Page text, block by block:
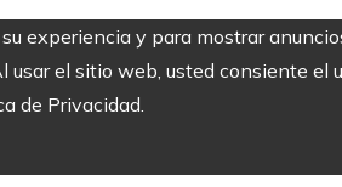
experiencia y para mostrar
el sitio web, usted consiente
de Privacidad.